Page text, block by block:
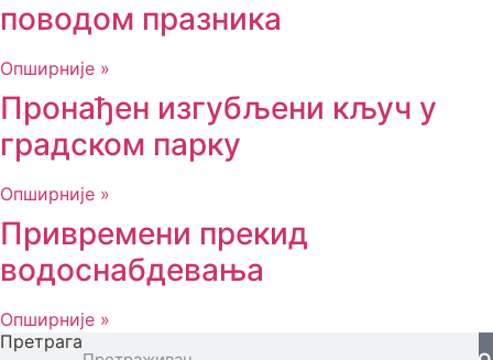
поводом празника
Опширније »
Пронађен изгубљени кључ у
градском парку
Опширније »
Привремени прекид
водоснабдевања
Опширније »
Претрага